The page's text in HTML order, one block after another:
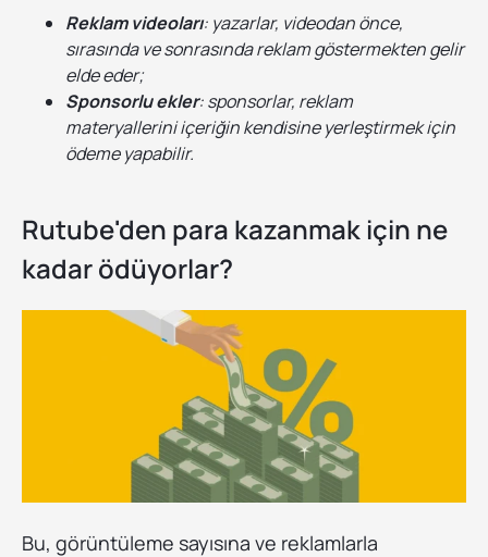
Reklam videoları: yazarlar, videodan önce,
sırasında ve sonrasında reklam göstermekten gelir
elde eder;
Sponsorlu ekler: sponsorlar, reklam
materyallerini içeriğin kendisine yerleştirmek için
ödeme yapabilir.
Rutube'den para kazanmak için ne
kadar ödüyorlar?
Bu, görüntüleme sayısına ve reklamlarla